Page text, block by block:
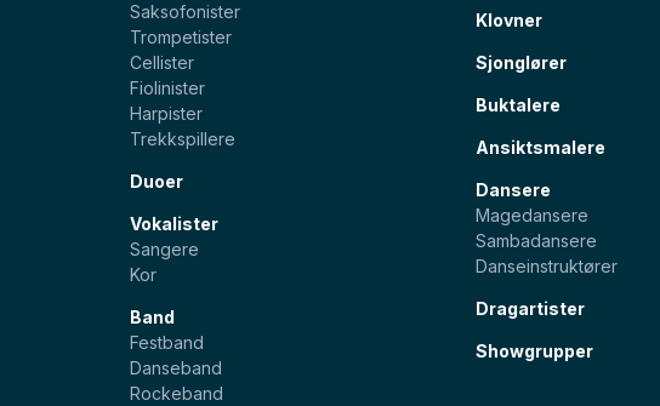
Saksofonister
Trompetister
Cellister
Fiolinister
Harpister
Trekkspillere
Duoer
Vokalister
Sangere
Kor
Band
Festband
Danseband
Rockeband
Klovner
Sjonglører
Buktalere
Ansiktsmalere
Dansere
Magedansere
Sambadansere
Danseinstruktører
Dragartister
Showgrupper